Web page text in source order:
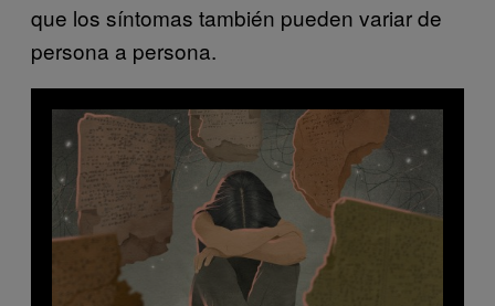
que los síntomas también pueden variar de
persona a persona.